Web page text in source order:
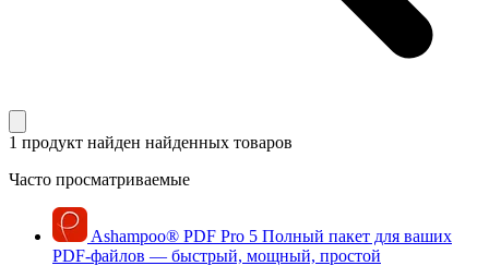
1 продукт найден найденных товаров
Часто просматриваемые
Ashampoo® PDF Pro 5 Полный пакет для ваших
PDF-файлов — быстрый, мощный, простой